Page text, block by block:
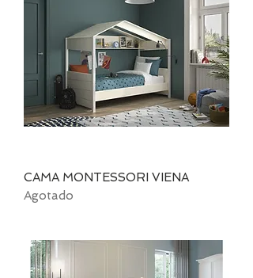
CAMA MONTESSORI VIENA
Agotado